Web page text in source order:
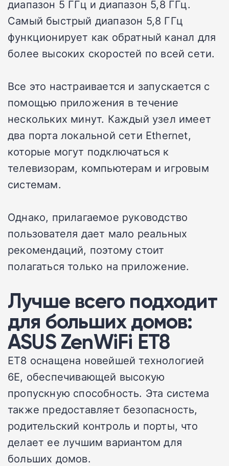
диапазон 5 ГГц и диапазон 5,8 ГГц.
Самый быстрый диапазон 5,8 ГГц
функционирует как обратный канал для
более высоких скоростей по всей сети.
Все это настраивается и запускается с
помощью приложения в течение
нескольких минут. Каждый узел имеет
два порта локальной сети Ethernet,
которые могут подключаться к
телевизорам, компьютерам и игровым
системам.
Однако, прилагаемое руководство
пользователя дает мало реальных
рекомендаций, поэтому стоит
полагаться только на приложение.
Лучше всего подходит
для больших домов:
ASUS ZenWiFi ET8
ET8 оснащена новейшей технологией
6E, обеспечивающей высокую
пропускную способность. Эта система
также предоставляет безопасность,
родительский контроль и порты, что
делает ее лучшим вариантом для
больших домов.